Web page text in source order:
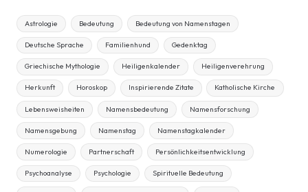
Astrologie Bedeutung Bedeutung von Namenstagen
Deutsche Sprache Familienhund Gedenktag
Griechische Mythologie Heiligenkalender Heiligenverehrung
Herkunft Horoskop Inspirierende Zitate Katholische Kirche
Lebensweisheiten Namensbedeutung Namensforschung
Namensgebung Namenstag Namenstagkalender
Numerologie Partnerschaft Persönlichkeitsentwicklung
Psychoanalyse Psychologie Spirituelle Bedeutung